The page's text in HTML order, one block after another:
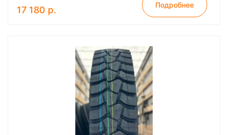
17 180 р. Подробнее